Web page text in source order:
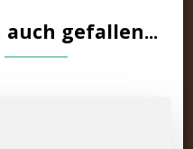
gefallen...